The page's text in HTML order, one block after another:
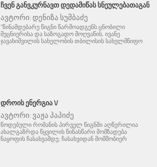
ᲩᲕᲔᲜ ᲒᲐᲜᲕᲙᲣᲠᲜᲐᲕᲗ ᲓᲔᲓᲐᲛᲘᲬᲐᲡ ᲡᲜᲔᲣᲚᲔᲑᲐᲗᲐᲒᲐᲜ
ავტორი: დენიზა სუმბაძე
"წინამდებარე წიგნი წარმოადგენს ცნობილი
მეცნიერისა და საზოგადო მოღვაწის, ივანე
ჯავახიშვილის სახელობის თბილისის სახელმწიფო
ᲓᲠᲝᲘᲡ ᲔᲜᲔᲠᲒᲘᲐ V
ავტორი: ვაჟა პაპიძე
წოდებული რომანის პირველ წიგნში აღწერილია
ახალგაზრდა წყვილის წინასწარი მომზადება
ნაყოფის ჩასახვამდე; ჩასახვიდან მომშობიერ